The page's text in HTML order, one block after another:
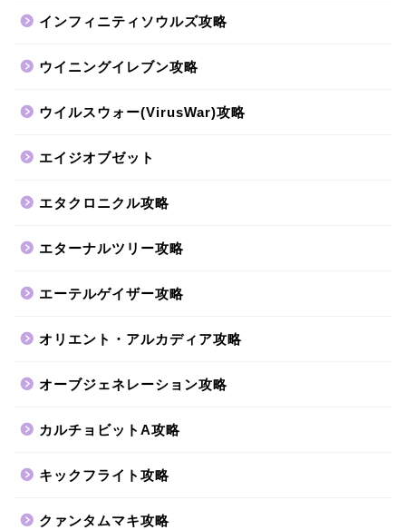
インフィニティソウルズ攻略
ウイニングイレブン攻略
ウイルスウォー(VirusWar)攻略
エイジオブゼット
エタクロニクル攻略
エターナルツリー攻略
エーテルゲイザー攻略
オリエント・アルカディア攻略
オーブジェネレーション攻略
カルチョビットA攻略
キックフライト攻略
クァンタムマキ攻略